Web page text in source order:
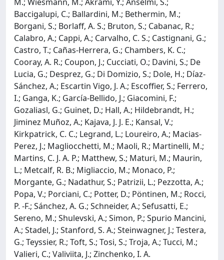
Baccigalupi, C.; Ballardini, M.; Bethermin, M.;
Borgani, S.; Borlaff, A. S.; Bruton, S.; Cabanac, R.;
Calabro, A.; Cappi, A.; Carvalho, C. S.; Castignani, G.;
Castro, T.; Cañas-Herrera, G.; Chambers, K. C.;
Cooray, A. R.; Coupon, J.; Cucciati, O.; Davini, S.; De
Lucia, G.; Desprez, G.; Di Domizio, S.; Dole, H.; Díaz-
Sánchez, A.; Escartin Vigo, J. A.; Escoffier, S.; Ferrero,
I.; Ganga, K.; García-Bellido, J.; Giacomini, F.;
Gozaliasl, G.; Guinet, D.; Hall, A.; Hildebrandt, H.;
Jiminez Muñoz, A.; Kajava, J. J. E.; Kansal, V.;
Kirkpatrick, C. C.; Legrand, L.; Loureiro, A.; Macias-
Perez, J.; Magliocchetti, M.; Maoli, R.; Martinelli, M.;
Martins, C. J. A. P.; Matthew, S.; Maturi, M.; Maurin,
L.; Metcalf, R. B.; Migliaccio, M.; Monaco, P.;
Morgante, G.; Nadathur, S.; Patrizii, L.; Pezzotta, A.;
Popa, V.; Porciani, C.; Potter, D.; Pöntinen, M.; Rocci,
P. -F.; Sánchez, A. G.; Schneider, A.; Sefusatti, E.;
Sereno, M.; Shulevski, A.; Simon, P.; Spurio Mancini,
A.; Stadel, J.; Stanford, S. A.; Steinwagner, J.; Testera,
G.; Teyssier, R.; Toft, S.; Tosi, S.; Troja, A.; Tucci, M.;
Valieri, C.; Valiviita, J.; Zinchenko, I. A.